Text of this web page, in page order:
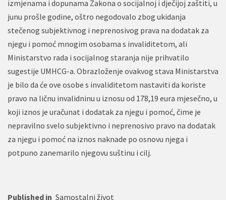
izmjenama i dopunama Zakona o socijalnoj i dječijoj zaštiti, u
junu prošle godine, oštro negodovalo zbog ukidanja
stečenog subjektivnog i neprenosivog prava na dodatak za
njegu i pomoć mnogim osobama s invaliditetom, ali
Ministarstvo rada i socijalnog staranja nije prihvatilo
sugestije UMHCG-a. Obrazloženje ovakvog stava Ministarstva
je bilo da će ove osobe s invaliditetom nastaviti da koriste
pravo na ličnu invalidninu u iznosu od 178,19 eura mjesečno, u
koji iznos je uračunat i dodatak za njegu i pomoć, čime je
nepravilno svelo subjektivno i neprenosivo pravo na dodatak
za njegu i pomoć na iznos naknade po osnovu njega i
potpuno zanemarilo njegovu suštinu i cilj.
Published in Samostalni život